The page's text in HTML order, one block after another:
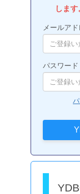
します
メールアド
パスワード